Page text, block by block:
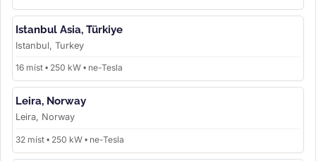
Istanbul Asia, Türkiye
Istanbul, Turkey
16 míst • 250 kW • ne-Tesla
Leira, Norway
Leira, Norway
32 míst • 250 kW • ne-Tesla